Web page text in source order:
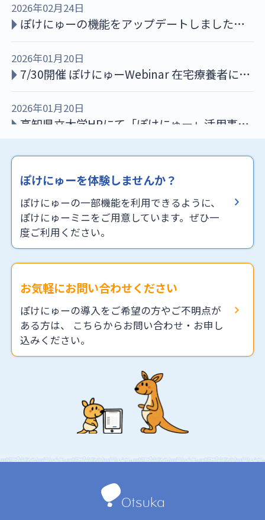
2026年02月24日
ぽけにゅーの機能をアップデートしました。
（事業所分析、利用者一括登録、CSV出力機
2026年01月20日
7/30開催 ぽけにゅーWebinar 在宅療養者にお
ける口腔、栄養ケアの実施」のオンデマンド
2026年01月20日
高知県立大学HPにて「ぽけにゅー」活用事例
2025年06月17日
「活用シーン（臨床利用）」新しい「事例紹
介」を追加しました。
2025年06月17日
「栄養ケア計画書」出力機能の紹介およびセ
ミナー情報ページを追加しました。
アの実態調査結果を公表しました。
2024年12月25日
「活用シーン（臨床利用）」に新しい「導入
実績」を追加しました。
2024年12月25日
「活用シーン（教育利用）」の「導入実績」
2024年12月03日
「活用シーン」を公開しました。新しい「事
例紹介」を追加しています。
2024年12月03日
「口腔の健康状態の評価」機能を公開してい
ぽけにゅーを体験しませんか？
ぽけにゅーの一部機能を利用できるように、
ぽけにゅーミニをご用意しています。ぜひ一
度ご利用ください。
お気軽にお問い合わせください
ぽけにゅーの導入をご希望の方やご不明点が
ある方は、
こちらからお問い合わせ・お申し
込みください。